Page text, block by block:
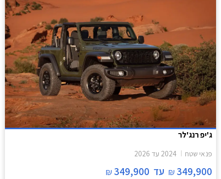
ג'יפ רנג'לר
פנאי שטח 2024 עד 2026
349,900
₪ עד 349,900
₪